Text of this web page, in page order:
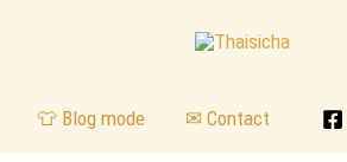
👕 Blog mode
✉ Contact